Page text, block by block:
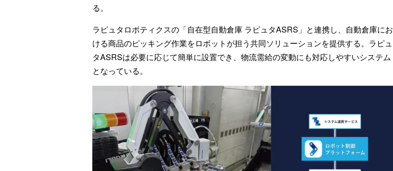
る。
ラピュタロボティクスの「自在型自動倉庫 ラピュタASRS」と連携し、自動倉庫にお
ける商品のピッキング作業をロボットが担う共同ソリューションを提供する。ラピュ
タASRSは必要に応じて簡単に設置でき、物流需給の変動にも対応しやすいシステム
となっている。